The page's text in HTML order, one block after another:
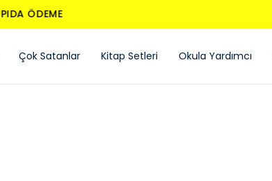
850 TL ÜZERI ÜCRETSIZ KARGO - KAPIDA ÖDEME
Çok Satanlar Kitap Setleri Okula Yardımcı